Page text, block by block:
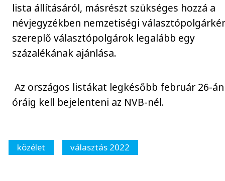
lista állításáról, másrészt szükséges hozzá a
névjegyzékben nemzetiségi
szereplő választópolgárok legalább egy
százalékának ajánlása.
Az országos listákat legkésőbb február 26-
óráig kell bejelenteni az NVB-nél.
közélet választás 2022